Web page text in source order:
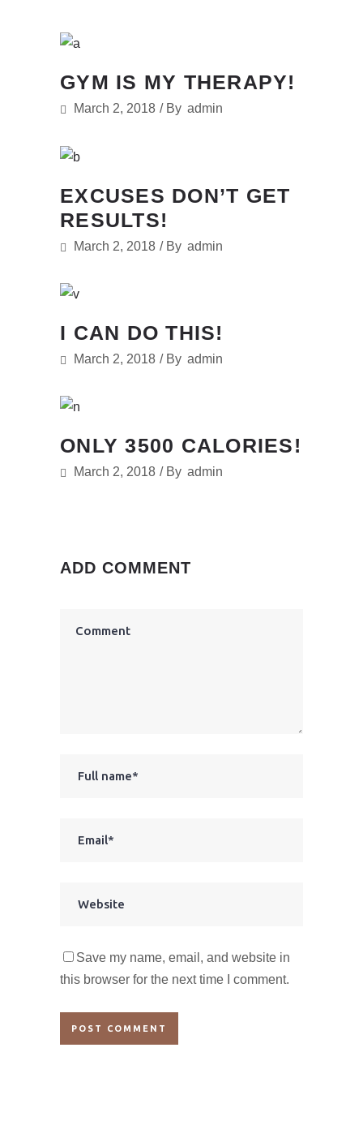
GYM IS MY THERAPY!
March 2, 2018 By admin
EXCUSES DON’T GET
RESULTS!
March 2, 2018 By admin
I CAN DO THIS!
March 2, 2018 By admin
ONLY 3500 CALORIES!
March 2, 2018 By admin
ADD COMMENT
Save my name, email, and website in
this browser for the next time I comment.